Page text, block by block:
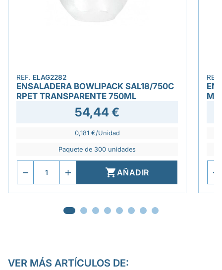
REF. ELAG2282
ENSALADERA BOWLIPACK SAL18/750C
RPET TRANSPARENTE 750ML
54,44 €
0,181 €/Unidad
Paquete de 300 unidades
AÑADIR
VER MÁS ARTÍCULOS DE: